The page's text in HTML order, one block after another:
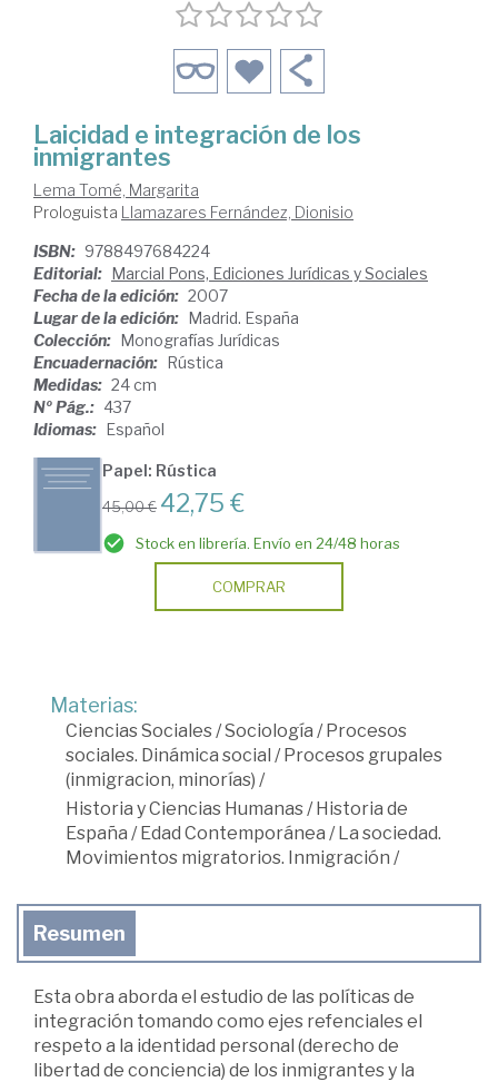
Laicidad e integración de los
inmigrantes
Lema Tomé, Margarita
Prologuista Llamazares Fernández, Dionisio
ISBN: 9788497684224
Editorial: Marcial Pons, Ediciones Jurídicas y Sociales
Fecha de la edición: 2007
Lugar de la edición: Madrid. España
Colección: Monografías Jurídicas
Encuadernación: Rústica
Medidas: 24 cm
Nº Pág.: 437
Idiomas: Español
Papel: Rústica
45,00 € 42,75 €
Stock en librería. Envío en 24/48 horas
COMPRAR
Materias:
Ciencias Sociales /Sociología /Procesos
sociales. Dinámica social /Procesos grupales
(inmigracion, minorías) /
Historia y Ciencias Humanas /Historia de
España /Edad Contemporánea /La sociedad.
Movimientos migratorios. Inmigración /
Resumen
Esta obra aborda el estudio de las políticas de
integración tomando como ejes refenciales el
respeto a la identidad personal (derecho de
libertad de conciencia) de los inmigrantes y la